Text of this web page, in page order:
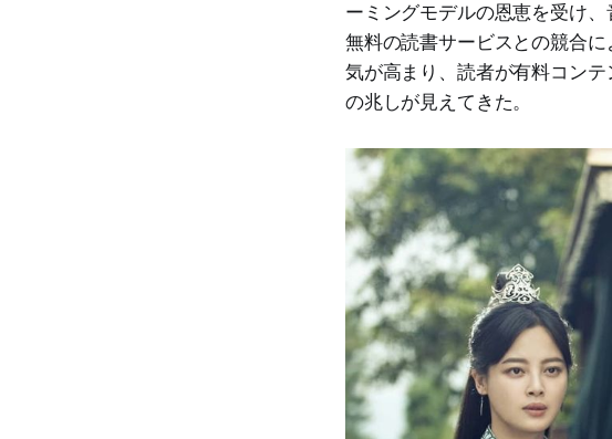
ーミングモデルの恩恵を受け
無料の読書サービスとの競合
気が高まり、読者が有料コン
の兆しが見えてきた。